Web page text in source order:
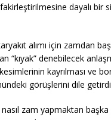
fakirleştirilmesine dayalı bir
alımı için zamdan
“kıyak” denebilecek
kayrılması ve
görüşlerini dile
zam yapmaktan